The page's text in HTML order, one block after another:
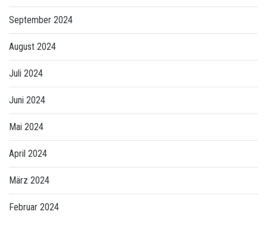
September 2024
August 2024
Juli 2024
Juni 2024
Mai 2024
April 2024
März 2024
Februar 2024